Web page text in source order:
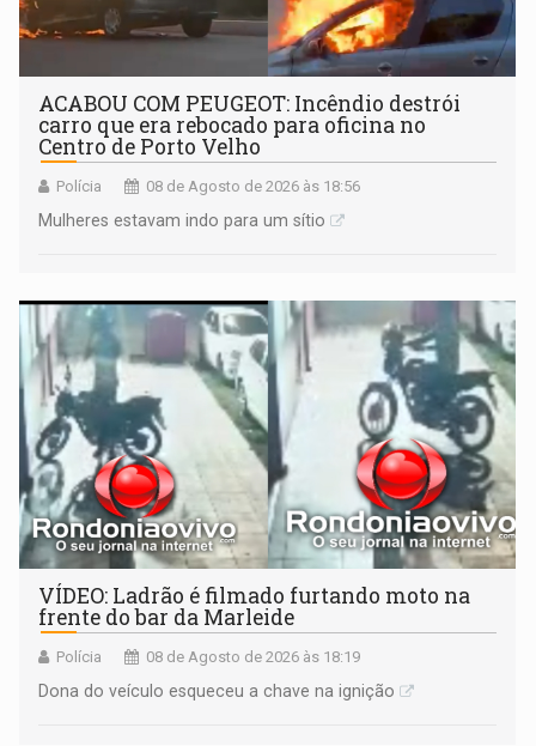
ACABOU COM PEUGEOT: Incêndio destrói
carro que era rebocado para oficina no
Centro de Porto Velho
Polícia 08 de Agosto de 2026 às 18:56
Mulheres estavam indo para um sítio
VÍDEO: Ladrão é filmado furtando moto na
frente do bar da Marleide
Polícia 08 de Agosto de 2026 às 18:19
Dona do veículo esqueceu a chave na ignição